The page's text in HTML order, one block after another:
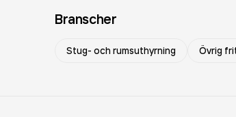
Branscher
Stug- och rumsuthyrning Övrig